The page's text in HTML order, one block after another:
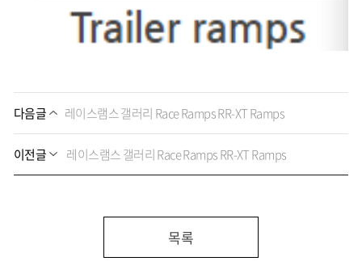
다음글 레이스램스 갤러리 Race Ramps RR-XT Ramps
이전글 레이스램스 갤러리 Race Ramps RR-XT Ramps
목록